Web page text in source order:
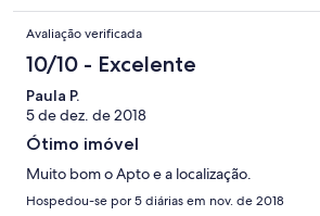
Avaliação verificada
10/10 - Excelente
Paula P.
5 de dez. de 2018
Ótimo imóvel
Muito bom o Apto e a localização.
Hospedou-se por 5 diárias em nov. de 2018